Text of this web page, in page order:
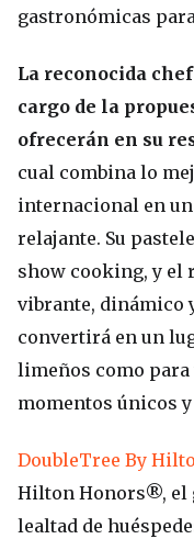
gastronómicas
La reconocida
cargo de la
ofrecerán en su
cual combina lo
internacional en
relajante. Su
show cooking, y el
vibrante, dinámico
convertirá en un
limeños como
momentos únicos
DoubleTree By
Hilton Honors®, el
lealtad de